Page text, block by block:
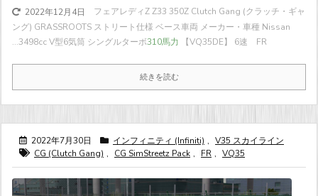
2022年12月4日
フェアレディZ Z33 350Z Clutch Gang (クラッチ・ギャ
ング) GRASSROOTS ストリート仕様 ベース車両 メーカー・車種 Nissan
...3498cc V型6気筒 シングルターボ310馬力 【VQ35DE】 6速 FR
続きを読む
2022年7月30日 インフィニティ (Infiniti) , V35 スカイライン
CG (Clutch Gang) , CG SimStreetz Pack , FR , VQ35